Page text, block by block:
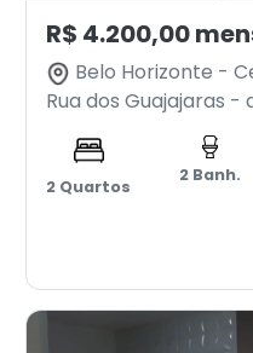
R$ 4.200,00
Belo Horizonte -
Rua dos Guajajaras -
2 Quartos
2 Banh.